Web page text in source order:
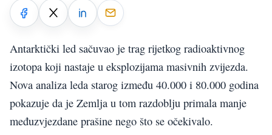
Antarktički led sačuvao je trag rijetkog radioaktivnog
izotopa koji nastaje u eksplozijama masivnih zvijezda.
Nova analiza leda starog između 40.000 i 80.000 godina
pokazuje da je Zemlja u tom razdoblju primala manje
međuzvjezdane prašine nego što se očekivalo.